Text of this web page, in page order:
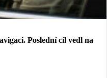
Poslední cíl vedl na